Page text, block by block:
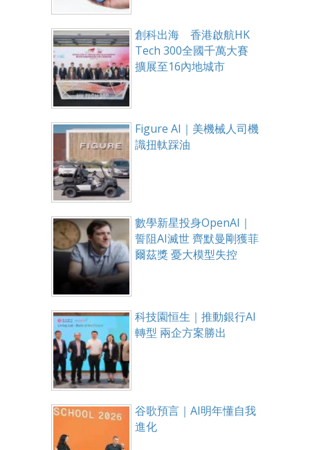
創科出海 香港啟航HK
Tech 300全國千萬大賽
擴展至16內地城市
Figure AI｜美機械人司機
識扭軚踩油
數學新星投身OpenAI｜
誓阻AI滅世 齊默曼剛獲菲
爾茲獎 憂大模型失控
科技園恒生｜推動銀行AI
轉型 兩企方案勝出
谷歌預言｜AI明年懂自我
進化